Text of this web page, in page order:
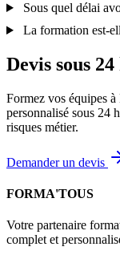
Sous quel délai
La formation est-
Devis sous
Formez vos équipes
personnalisé sous 24
risques métier.
Demander un devis
FORMA'TOUS
Votre partenaire
complet et